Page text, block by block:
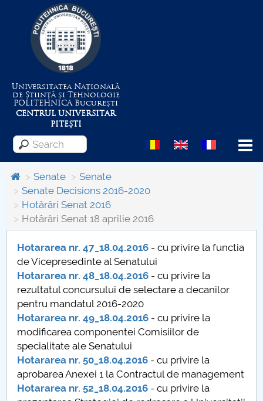
Universitatea Națională
de Știință și Tehnologie
POLITEHNICABucurești
CENTRUL UNIVERSITAR
PITEȘTI
Menu
About the University
Centrul de Management al Proiectelor
Board of Administration
Nr. de telefon si adrese Facultăți
Admission
Români de pretutindeni - ADMITERE
Senate
Senate
Senate
Senate Decisions 2016-2020
Hotărâri Senat 2016
Hotărâri Senat 18 aprilie 2016
Hotararea nr. 47_18.04.2016 - cu privire la functia
de Vicepresedinte al Senatului
Hotararea nr. 48_18.04.2016 - cu privire la
rezultatul concursului de selectare a decanilor
pentru mandatul 2016-2020
Hotararea nr. 49_18.04.2016 - cu privire la
modificarea componentei Comisiilor de
specialitate ale Senatului
Hotararea nr. 50_18.04.2016 - cu privire la
aprobarea Anexei 1 la Contractul de management
Hotararea nr. 52_18.04.2016 - cu privire la